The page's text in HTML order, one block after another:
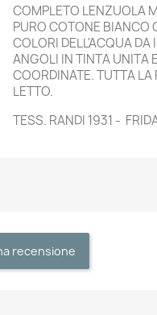
COMPLETO LENZUOLA
PURO COTONE BIANCO
COLORI DELL'ACQUA
ANGOLI IN TINTA UNITA
COORDINATE. TUTTA LA
LETTO.
TESS. RANDI 1931 -
recensione